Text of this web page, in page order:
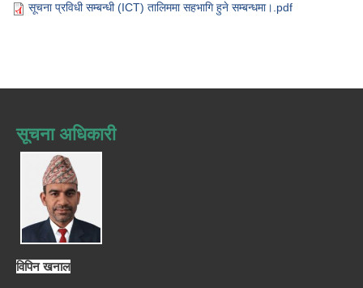
सूचना प्रविधी सम्बन्धी (ICT) तालिममा सहभागि हुने सम्बन्धमा।.pdf
सूचना अधिकारी
विपिन खनाल